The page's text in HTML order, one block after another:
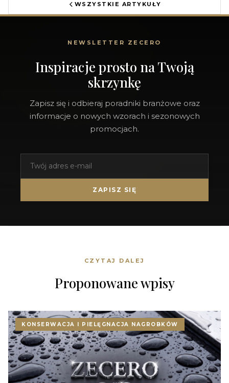
WSZYSTKIE ARTYKUŁY
NEWSLETTER ZECERO
Inspiracje prosto na Twoją
skrzynkę
Zapisz się i odbieraj poradniki branżowe oraz
informacje o nowych wzorach i sezonowych
promocjach.
ZAPISZ SIĘ
CZYTAJ DALEJ
Proponowane wpisy
KONSERWACJA I PIELĘGNACJA NAGROBKÓW